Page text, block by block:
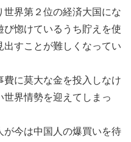
界第２位の経済大国にな
び惚けているうち貯えを使
すことが難しくなってい
に莫大な金を投入しなけ
界情勢を迎えてしまっ
今は中国人の爆買いを待